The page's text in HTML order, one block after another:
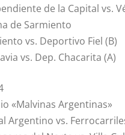
de la Capital vs.
de Sarmiento
vs. Deportivo Fiel (B)
vs. Dep. Chacarita (A)
«Malvinas Argentinas»
Argentino vs.